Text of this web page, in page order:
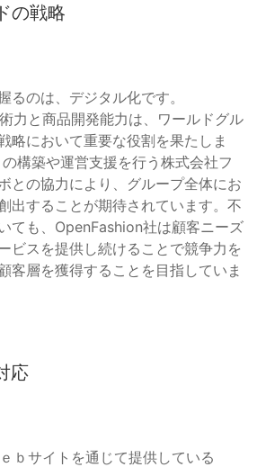
の戦略
るのは、デジタル化です。
力と商品開発能力は、ワールドグル
略において重要な役割を果たしま
構築や運営支援を行う株式会社フ
との協力により、グループ全体にお
出することが期待されています。不
ても、OpenFashion社は顧客ニーズ
ビスを提供し続けることで競争力を
客層を獲得することを目指していま
応
ｂサイトを通じて提供している